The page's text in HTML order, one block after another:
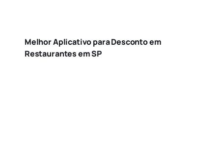
Melhor Aplicativo para Desconto em
Restaurantes em SP